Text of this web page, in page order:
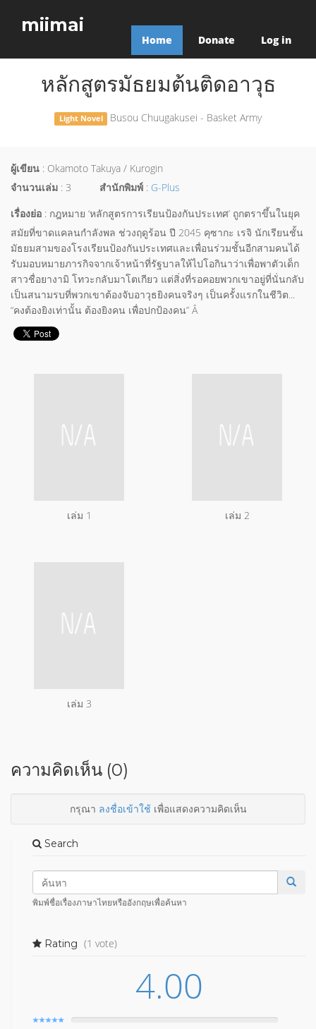
miimai
Home Donate Log in
หลักสูตรมัธยมต้นติดอาวุธ
Light Novel Busou Chuugakusei - Basket Army
ผู้เขียน : Okamoto Takuya / Kurogin
จำนวนเล่ม : 3 สำนักพิมพ์ : G-Plus
เรื่องย่อ : กฎหมาย ‘หลักสูตรการเรียนป้องกันประเทศ’ ถูกตราขึ้นในยุค
สมัยที่ขาดแคลนกำลังพล ช่วงฤดูร้อน ปี 2045 คุซากะ เรจิ นักเรียนชั้น
มัธยมสามของโรงเรียนป้องกันประเทศและเพื่อนร่วมชั้นอีกสามคนได้
รับมอบหมายภารกิจจากเจ้าหน้าที่รัฐบาลให้ไปโอกินาว่าเพื่อพาตัวเด็ก
สาวชื่อยางามิ โทวะกลับมาโตเกียว แต่สิ่งที่รอคอยพวกเขาอยู่ที่นั่นกลับ
เป็นสนามรบที่พวกเขาต้องจับอาวุธยิงคนจริงๆ เป็นครั้งแรกในชีวิต...
“คงต้องยิงเท่านั้น ต้องยิงคน เพื่อปกป้องคน” Â
เล่ม 1 เล่ม 2
เล่ม 3
ความคิดเห็น (0)
กรุณา ลงชื่อเข้าใช้เพื่อแสดงความคิดเห็น
Search
พิมพ์ชื่อเรื่องภาษาไทยหรืออังกฤษเพื่อค้นหา
Rating (1 vote)
4.00